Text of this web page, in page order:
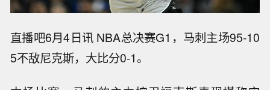
直播吧6月4日讯 NBA总决赛G1，马刺主场95-10
5不敌尼克斯，大比分0-1。